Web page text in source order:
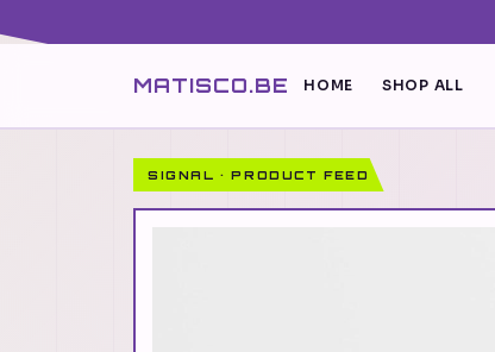
MATISCO.BE HOME SHOP ALL
SIGNAL · PRODUCT FEED